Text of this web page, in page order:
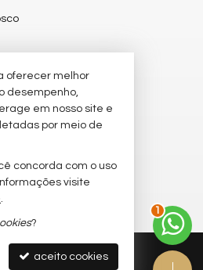
newsletter
Política de Privacidade
1
oferecer melhor
desempenho,
em nosso site e
por meio de
concorda com o uso
visite
.
?
aceito cookies